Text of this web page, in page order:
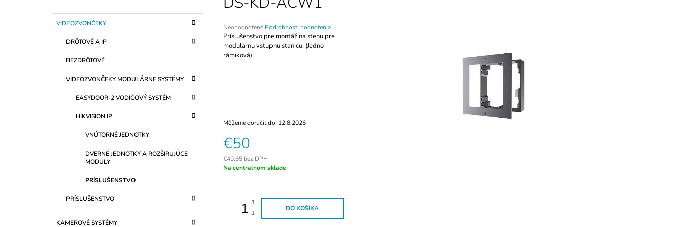
kategórie
K
AVIDEOZVONČEKY
DRÔTOVÉ A IP
BEZDRÔTOVÉ
VIDEOZVONČEKY MODULÁRNE SYSTÉMY
EASYDOOR-2 VODIČOVÝ SYSTÉM
HIKVISION IP
VNÚTORNÉ JEDNOTKY
DVERNÉ JEDNOTKY A ROZŠIRUJÚCE
MODULY
PRÍSLUŠENSTVO
PRÍSLUŠENSTVO
KAMEROVÉ SYSTÉMY
Priemerné
hodnotenie
produktu
je
Neohodnotené Podrobnosti hodnotenia
Príslušenstvo pre montáž na stenu pre
modulárnu vstupnú stanicu. (Jedno-
rámiková)
Môžeme doručiť do: 12.8.2026
€50
€40,65 bez DPH
Jednotková
Na centralnom sklade
DO KOŠÍKA
€105
KLÁVESNICOU ZONEWAY TF1-WIFI
€119